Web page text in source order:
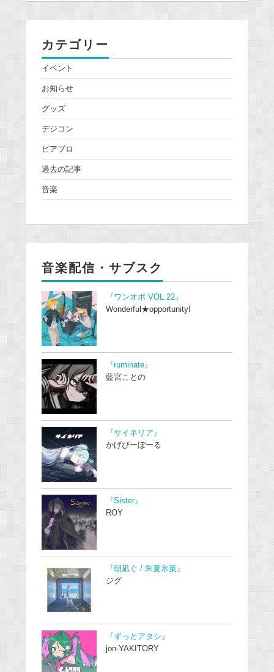
カテゴリー
イベント
お知らせ
グッズ
デジコン
ピアプロ
過去の記事
音楽
音楽配信・サブスク
『ワンオポ VOL.22』
Wonderful★opportunity!
『ruminate』
藍宮ことの
『サイネリア』
かげぴーぼーる
『Sister』
ROY
『朝凪ぐ / 朱夏氷菓』
ジグ
『ずっとアタシ』
jon-YAKITORY